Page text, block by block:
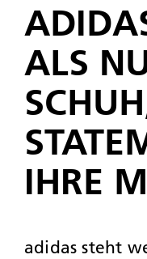
ALS
IHRE
adidas steht